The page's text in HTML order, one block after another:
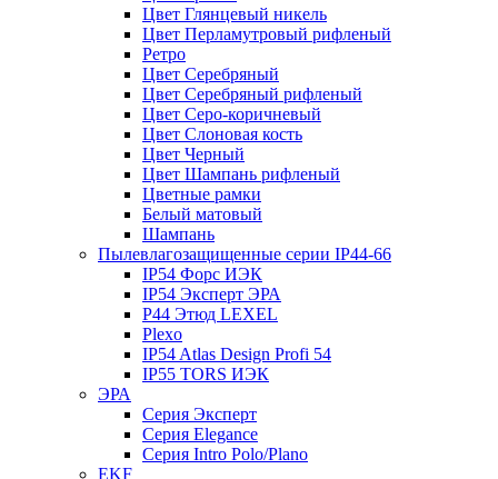
Цвет Глянцевый никель
Цвет Перламутровый рифленый
Ретро
Цвет Серебряный
Цвет Серебряный рифленый
Цвет Серо-коричневый
Цвет Слоновая кость
Цвет Черный
Цвет Шампань рифленый
Цветные рамки
Белый матовый
Шампань
Пылевлагозащищенные серии IP44-66
IP54 Форс ИЭК
IP54 Эксперт ЭРА
P44 Этюд LEXEL
Plexo
IP54 Atlas Design Profi 54
IP55 TORS ИЭК
ЭРА
Серия Эксперт
Серия Elegance
Серия Intro Polo/Plano
EKF